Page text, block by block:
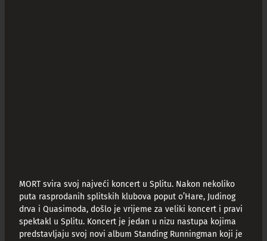
MORT svira svoj najveći koncert u Splitu. Nakon nekoliko
puta rasprodanih splitskih klubova poput o’Hare, Judinog
drva i Quasimoda, došlo je vrijeme za veliki koncert i pravi
spektakl u Splitu. Koncert je jedan u nizu nastupa kojima
predstavljaju svoj novi album Standing Runningman koji je